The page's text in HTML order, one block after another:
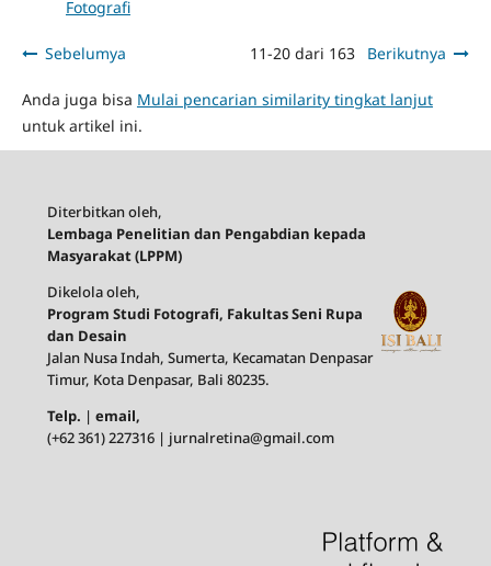
Fotografi
Sebelumya 11-20 dari 163 Berikutnya
Anda juga bisa Mulai pencarian similarity tingkat lanjut
untuk artikel ini.
Diterbitkan oleh,
Lembaga Penelitian dan Pengabdian kepada
Masyarakat (LPPM)
Dikelola oleh,
Program Studi Fotografi, Fakultas Seni Rupa
dan Desain
Jalan Nusa Indah, Sumerta, Kecamatan Denpasar
Timur, Kota Denpasar, Bali 80235.
Telp. | email,
(+62 361) 227316 | jurnalretina@gmail.com